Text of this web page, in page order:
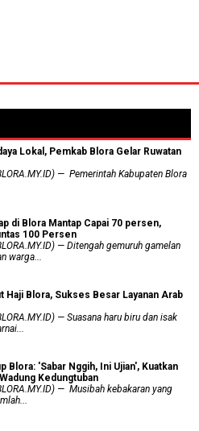
Lokal, Pemkab Blora Gelar Ruwatan
— Pemerintah Kabupaten Blora
di Blora Mantap Capai 70 persen,
100 Persen
— Ditengah gemuruh gamelan
warga...
Haji Blora, Sukses Besar Layanan Arab
— Suasana haru biru dan isak
Blora: ​'Sabar Nggih, Ini Ujian', Kuatkan
Kedungtuban
— Musibah kebakaran yang